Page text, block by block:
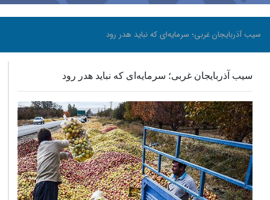
سیب آذربایجان غربی؛ سرمایه‌ای که نباید هدر رود
سیب آذربایجان غربی؛ سرمایه‌ای که نباید هدر رود